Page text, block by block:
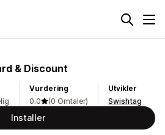
& Discount
Vurdering
0.0
(0 Omtaler)
Utvikler
Swishtag
Installer